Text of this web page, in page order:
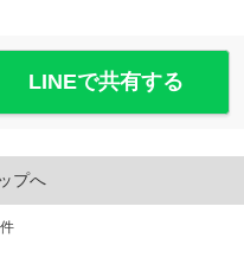
LINEで共有する
プへ